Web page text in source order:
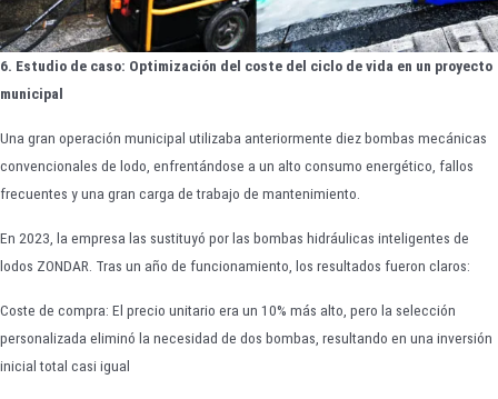
6. Estudio de caso: Optimización del coste del ciclo de vida en un proyecto
municipal
Una gran operación municipal utilizaba anteriormente diez bombas mecánicas
convencionales de lodo, enfrentándose a un alto consumo energético, fallos
frecuentes y una gran carga de trabajo de mantenimiento.
En 2023, la empresa las sustituyó por las bombas hidráulicas inteligentes de
lodos ZONDAR. Tras un año de funcionamiento, los resultados fueron claros:
Coste de compra: El precio unitario era un 10% más alto, pero la selección
personalizada eliminó la necesidad de dos bombas, resultando en una inversión
inicial total casi igual